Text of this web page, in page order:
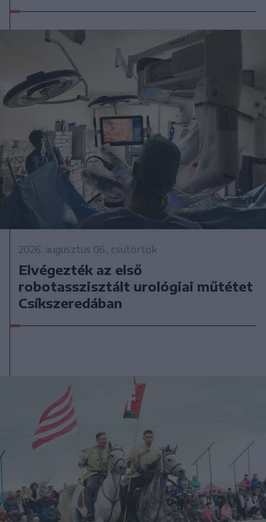
2026. augusztus 06., csütörtök
Elvégezték az első
robotasszisztált urológiai műtétet
Csíkszeredában